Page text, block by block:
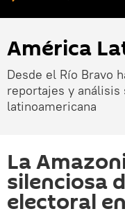
América
Desde el Río Bravo
reportajes y análisis
latinoamericana
La
silenciosa
electoral